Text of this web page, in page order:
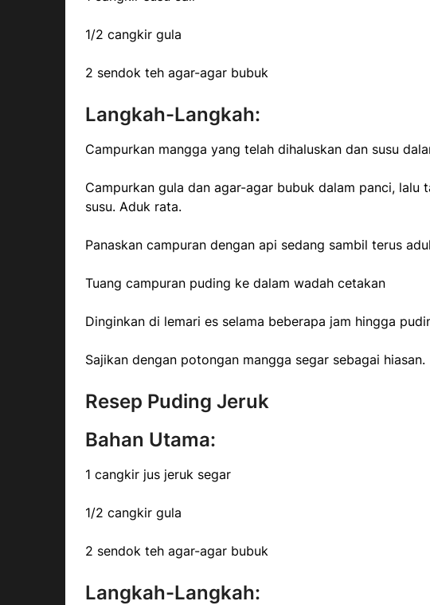
1/2 cangkir gula
2 sendok teh agar-agar bubuk
Langkah-Langkah:
Campurkan mangga yang telah dihaluskan dan susu
Campurkan gula dan agar-agar bubuk dalam panci, lalu
susu. Aduk rata.
Panaskan campuran dengan api sedang sambil terus
Tuang campuran puding ke dalam wadah cetakan
Dinginkan di lemari es selama beberapa jam hingga
Sajikan dengan potongan mangga segar sebagai hiasan.
Resep Puding Jeruk
Bahan Utama:
1 cangkir jus jeruk segar
1/2 cangkir gula
2 sendok teh agar-agar bubuk
Langkah-Langkah: